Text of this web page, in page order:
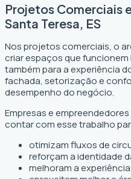
Projetos Comerciais
Santa Teresa, ES
Nos projetos comerciais, o
criar espaços que
também para a experiência
fachada, setorização e
desempenho do negócio.
Empresas e
contar com esse trabalho
otimizam fluxos de
reforçam a identidade
melhoram a